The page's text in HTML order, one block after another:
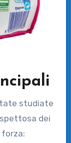
studiate
dei